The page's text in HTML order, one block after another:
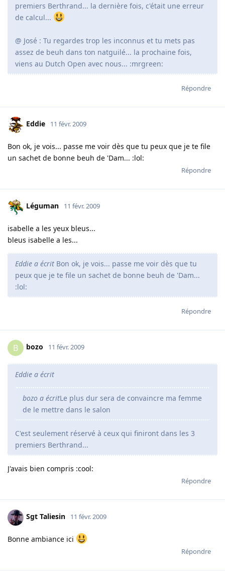
premiers Berthrand... la dernière fois, c'était une erreur
de calcul...
@ José : Tu regardes trop les inconnus et tu mets pas
assez de beuh dans ton natguilé... la prochaine fois,
viens au Dutch Open avec nous... :mrgreen:
Répondre
Eddie 11 févr. 2009
Bon ok, je vois... passe me voir dès que tu peux que je te file
un sachet de bonne beuh de 'Dam... :lol:
Répondre
Léguman 11 févr. 2009
isabelle a les yeux bleus...
bleus isabelle a les...
Eddie a écrit Bon ok, je vois... passe me voir dès que tu
peux que je te file un sachet de bonne beuh de 'Dam...
:lol:
Répondre
B bozo 11 févr. 2009
Eddie a écrit
bozo a écritLe plus dur sera de convaincre ma femme
de le mettre dans le salon
C'est seulement réservé à ceux qui finiront dans les 3
premiers Berthrand...
J'avais bien compris :cool:
Répondre
Sgt Taliesin 11 févr. 2009
Bonne ambiance ici
Répondre